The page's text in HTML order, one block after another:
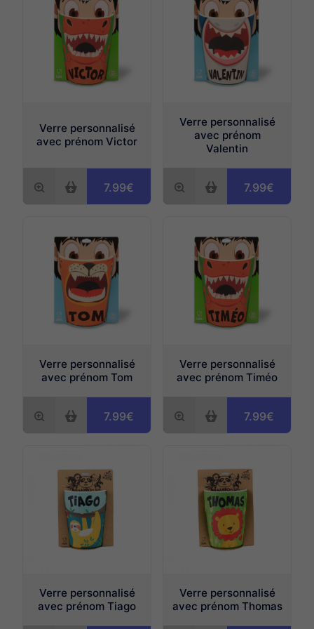
Verre personnalisé
avec prénom Victor
7.99€
Verre personnalisé
avec prénom
Valentin
7.99€
Verre personnalisé
avec prénom Tom
7.99€
Verre personnalisé
avec prénom Timéo
7.99€
Verre personnalisé
avec prénom Tiago
Verre personnalisé
avec prénom Thomas